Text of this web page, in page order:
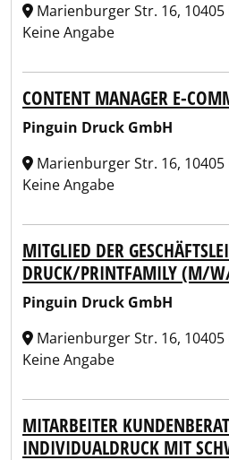
Marienburger Str. 16, 10405
Keine Angabe
CONTENT MANAGER E-
Pinguin Druck GmbH
Marienburger Str. 16, 10405
Keine Angabe
MITGLIED DER
DRUCK/PRINTFAMILY (M/
Pinguin Druck GmbH
Marienburger Str. 16, 10405
Keine Angabe
MITARBEITER
INDIVIDUALDRUCK MIT